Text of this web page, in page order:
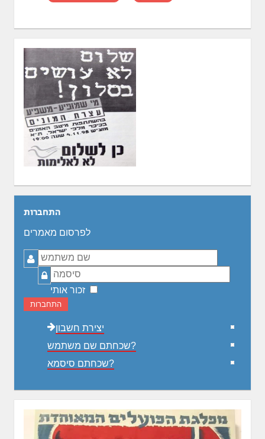
התחברות
לפרסום מאמרים
שם
משתמש
סיסמה
זכור אותי
התחברות
יצירת חשבון
שכחתם שם משתמש?
שכחתם סיסמא?